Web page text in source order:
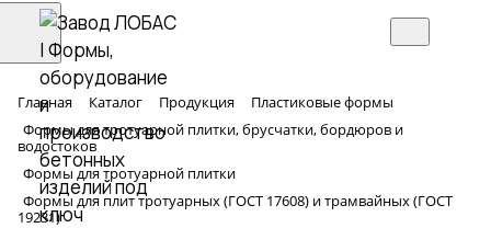
Главная Каталог Продукция
Пластиковые формы
Формы для тротуарной плитки, брусчатки, бордюров и
водостоков
Формы для тротуарной плитки
Формы для плит тротуарных (ГОСТ 17608) и трамвайных (ГОСТ
19231)